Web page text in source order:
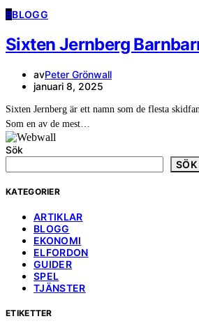
BBLOGG
Sixten Jernberg
avPeter Grönwall
januari 8, 2025
Sixten Jernberg är ett namn som de flesta
Som en av de mest…
Sök
SÖK
KATEGORIER
ARTIKLAR
BLOGG
EKONOMI
ELFORDON
GUIDER
SPEL
TJÄNSTER
ETIKETTER